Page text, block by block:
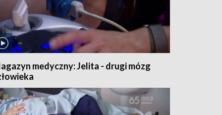
medyczny: Jelita - drugi mózg